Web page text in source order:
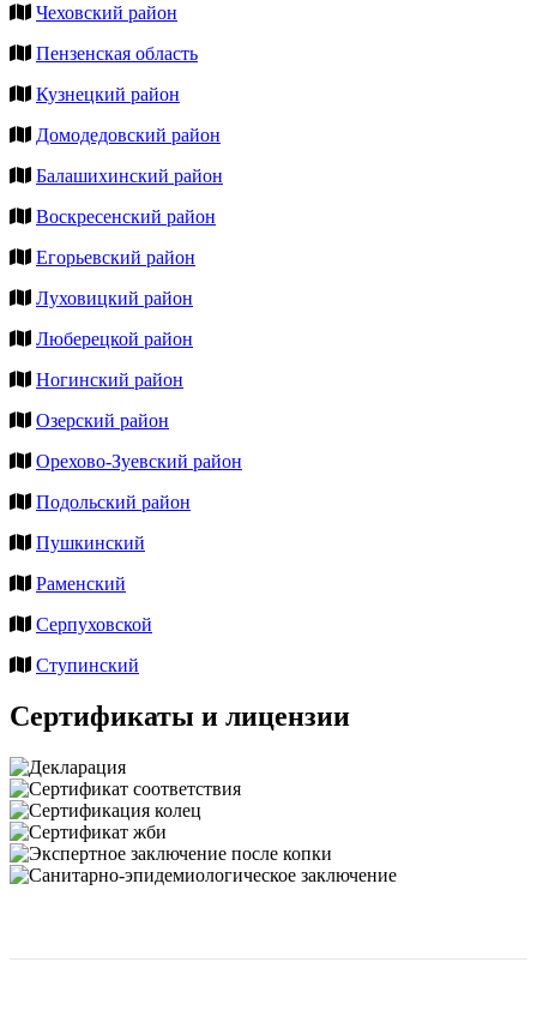
Чеховский район
Пензенская область
Кузнецкий район
Домодедовский район
Балашихинский район
Воскресенский район
Егорьевский район
Луховицкий район
Люберецкой район
Ногинский район
Озерский район
Орехово-Зуевский район
Подольский район
Пушкинский
Раменский
Серпуховской
Ступинский
Сертификаты и лицензии